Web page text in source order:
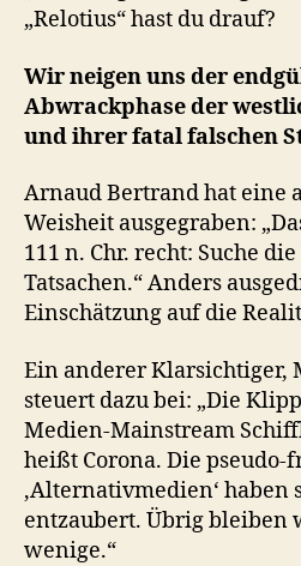
„Relotius“ hast du drauf?
Wir neigen uns der
Abwrackphase der
und ihrer fatal falschen
Arnaud Bertrand hat eine
Weisheit ausgegraben:
111 n. Chr. recht: Suche
Tatsachen.“ Anders
Einschätzung auf die
Ein anderer Klarsichtiger,
steuert dazu bei: „Die
Medien-Mainstream
heißt Corona. Die
‚Alternativmedien‘ haben
entzaubert. Übrig bleiben
wenige.“